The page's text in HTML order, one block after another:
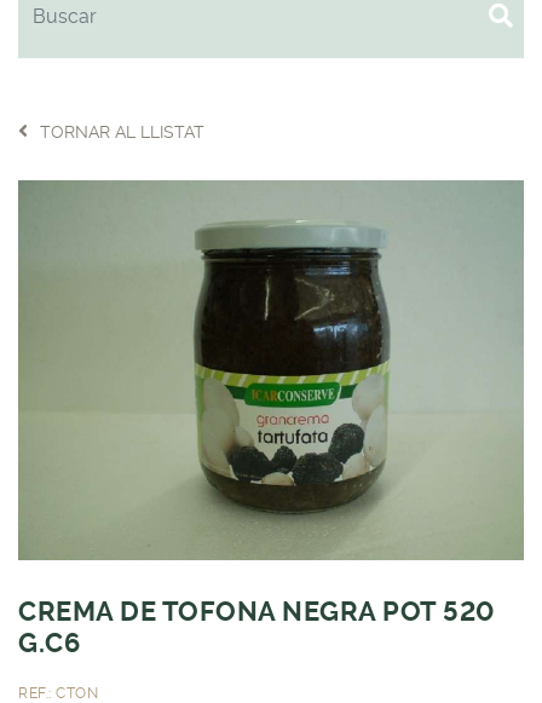
TORNAR AL LLISTAT
CREMA DE TOFONA NEGRA POT 520
G.C6
REF.: CTON